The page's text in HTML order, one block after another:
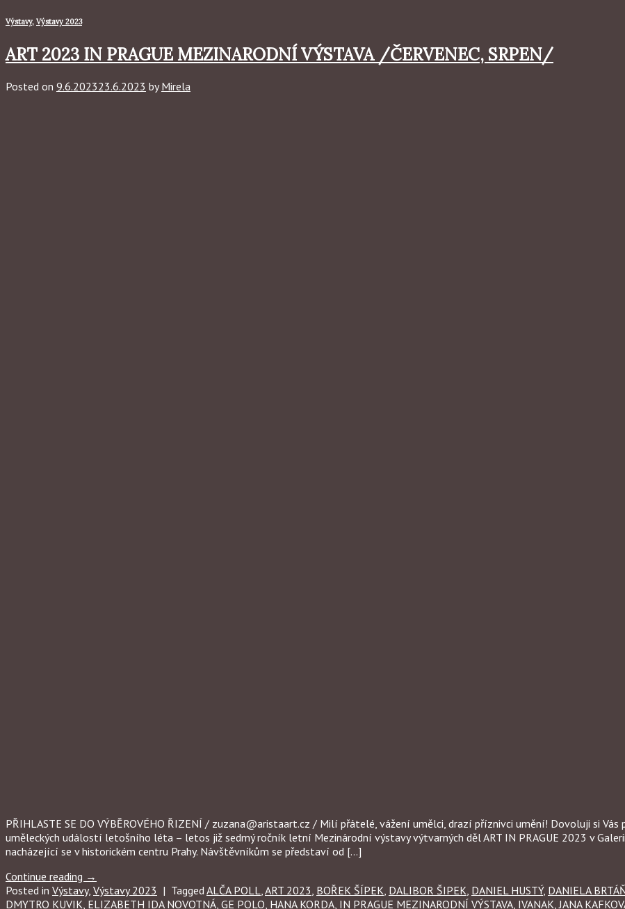
Výstavy, Výstavy 2023
ART 2023 IN PRAGUE MEZINARODNÍ VÝSTAVA /ČERVENEC, SRPEN/
Posted on 9.6.202323.6.2023 byMirela
PŘIHLASTE SE DO VÝBĚROVÉHO ŘIZENÍ / zuzana@aristaart.cz / Milí přátelé, vážení umělci, drazí příznivci umění! Dovoluji si
uměleckých událostí letošního léta – letos již sedmý ročník letní Mezinárodní výstavy výtvarných děl ART IN PRAGUE 2023 v
nacházející se v historickém centru Prahy. Návštěvníkům se představí od […]
Continue reading →
Posted in Výstavy, Výstavy 2023 | Tagged ALČA POLL ART 2023 BOŘEK ŠÍPEK DALIBOR ŠIPEK DANIEL HUSTÝ, DANIELA
DMYTRO KUVIK ELIZABETH IDA NOVOTNÁ GE POLO HANA KORDA IN PRAGUE MEZINARODNÍ VÝSTAVA IVANAK JANA